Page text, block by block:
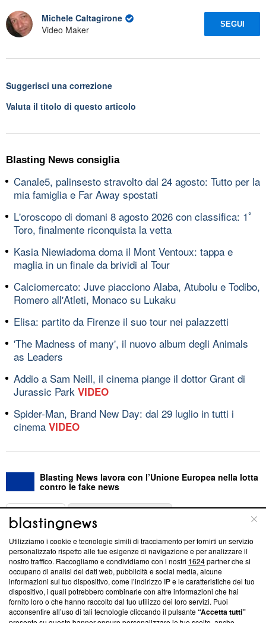
Michele Caltagirone
Video Maker
SEGUI
Suggerisci una correzione
Valuta il titolo di questo articolo
Blasting News consiglia
Canale5, palinsesto stravolto dal 24 agosto: Tutto per la
mia famiglia e Far Away spostati
L'oroscopo di domani 8 agosto 2026 con classifica: 1ﾟ
Toro, finalmente riconquista la vetta
Kasia Niewiadoma doma il Mont Ventoux: tappa e
maglia in un finale da brividi al Tour
Calciomercato: Juve piacciono Alaba, Atubolu e Todibo,
Romero all'Atleti, Monaco su Lukaku
Elisa: partito da Firenze il suo tour nei palazzetti
'The Madness of many', il nuovo album degli Animals
as Leaders
Addio a Sam Neill, il cinema piange il dottor Grant di
Jurassic Park VIDEO
Spider-Man, Brand New Day: dal 29 luglio in tutti i
cinema VIDEO
Blasting News lavora con l’Unione Europea nella lotta
contro le fake news
ABOUT
Questa sezione offre informazioni trasparenti su Blasting
News, sui nostri processi editoriali e su come ci impegniamo a
creare news di qualità. Inoltre, afferma la nostra aderenza a
‘Trust Project - News with Integrity’Blasting News non è
ancora membro del programma, ma ha richiesto di farne
parte; Trust Project non ha ancora effettuato una verifica di
Utilizziamo i cookie e tecnologie simili di tracciamento per fornirti un servizio
personalizzato rispetto alle tue esigenze di navigazione e per analizzare il
nostro traffico. Raccogliamo e condividiamo con i nostri 1624partner che si
occupano di analisi dei dati web, pubblicità e social media, alcune
informazioni sul tuo dispositivo, come l’indirizzo IP e le caratteristiche del tuo
dispositivo, i quali potrebbero combinarle con altre informazioni che hai
fornito loro o che hanno raccolto dal tuo utilizzo dei loro servizi. Puoi
acconsentire all’uso di tali tecnologie cliccando il pulsante“Accetta tutti”